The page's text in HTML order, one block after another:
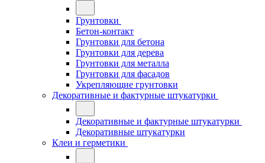
Грунтовки
Бетон-контакт
Грунтовки для бетона
Грунтовки для дерева
Грунтовки для металла
Грунтовки для фасадов
Укрепляющие грунтовки
Декоративные и фактурные штукатурки
Декоративные и фактурные штукатурки
Декоративные штукатурки
Клеи и герметики